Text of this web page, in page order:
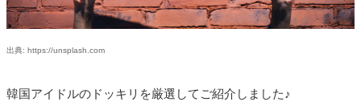
出典: https://unsplash.com
韓国アイドルのドッキリを厳選してご紹介しました♪